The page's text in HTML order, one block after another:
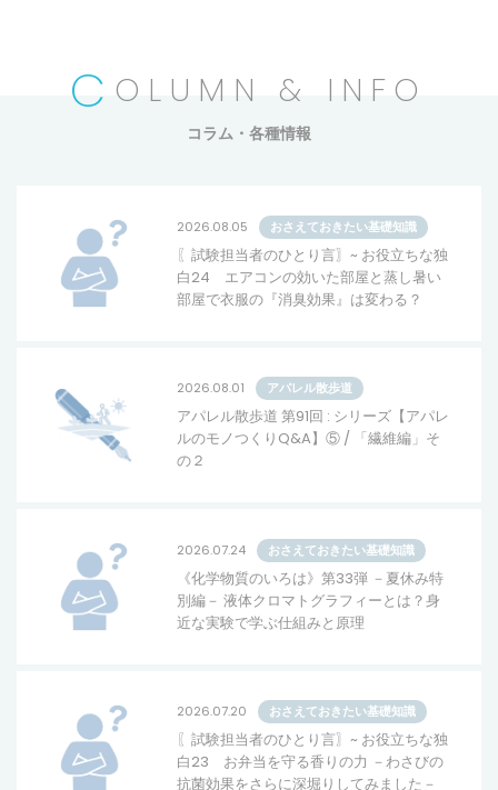
C OLUMN & INFO
コラム・各種情報
2026.08.05 おさえておきたい基礎知識
〖試験担当者のひとり言〗~ お役立ちな独
白24 エアコンの効いた部屋と蒸し暑い
部屋で衣服の『消臭効果』は変わる？
2026.08.01 アパレル散歩道
アパレル散歩道 第91回 : シリーズ【アパレ
ルのモノつくりQ&A】⑤ / 「繊維編」そ
の２
2026.07.24 おさえておきたい基礎知識
《化学物質のいろは》第33弾 －夏休み特
別編－ 液体クロマトグラフィーとは？身
近な実験で学ぶ仕組みと原理
2026.07.20 おさえておきたい基礎知識
〖試験担当者のひとり言〗~ お役立ちな独
白23 お弁当を守る香りの力 －わさびの
抗菌効果をさらに深堀りしてみました－